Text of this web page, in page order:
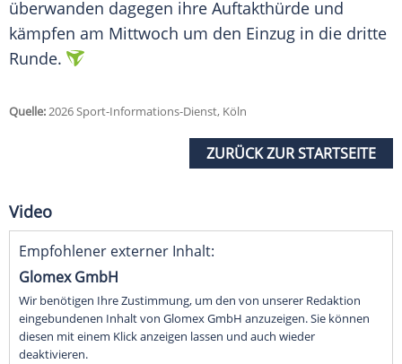
überwanden dagegen ihre Auftakthürde und
kämpfen am Mittwoch um den Einzug in die dritte
Runde.
Quelle:2026 Sport-Informations-Dienst, Köln
ZURÜCK ZUR STARTSEITE
Video
Empfohlener externer Inhalt:
Glomex GmbH
Wir benötigen Ihre Zustimmung, um den von unserer Redaktion
eingebundenen Inhalt von Glomex GmbH anzuzeigen. Sie können
diesen mit einem Klick anzeigen lassen und auch wieder
deaktivieren.